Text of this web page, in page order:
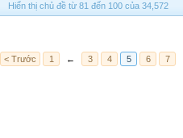
Hiển thị chủ đề từ 81 đến 100 của 34,572
< Trước 1 ← 3 4 5 6 7